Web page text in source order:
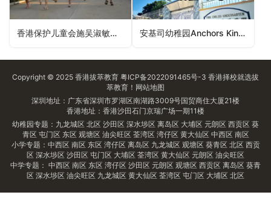
香港保护儿童会施吴淑敏幼儿学校HKSPC Sze Wu Shu Min Nursery School（西贡区幼稚园） 安基司幼稚园Anchors Kindergarten（大埔区幼稚园）
Copyright © 2025 香港拔萃教育 粤ICP备2022091465号-3 香港择校就选拔
萃教育！ 网站地图
深圳地址：广东省深圳市罗湖区南湖路3009号国贸商住大厦21楼
香港地址：香港沙田石门京瑞广场一期11楼
幼稚园专题： 九龙城区 北区 沙田区 深水埗区 离岛区 大埔区 元朗区 西贡区 葵
青区 屯门区 东区 观塘区 油尖旺区 荃湾区 湾仔区 黄大仙区 中西区 南区
小学专题： 中西区 南区 东区 湾仔区 离岛区 九龙城区 观塘区 葵青区 北区 西贡
区 深水埗区 沙田区 屯门区 大埔区 荃湾区 黄大仙区 元朗区 油尖旺区
中学专题： 中西区 南区 东区 湾仔区 沙田区 元朗区 观塘区 西贡区 离岛区 葵青
区 深水埗区 油尖旺区 九龙城区 黄大仙区 荃湾区 屯门区 大埔区 北区